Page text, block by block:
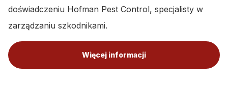
doświadczeniu Hofman Pest Control, specjalisty w
zarządzaniu szkodnikami.
Więcej informacji